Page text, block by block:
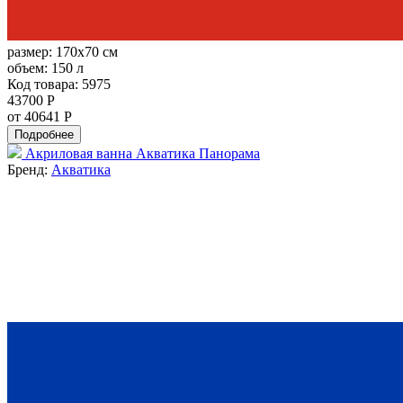
размер: 170x70 см
объем: 150 л
Код товара: 5975
43700 Р
от 40641 Р
Подробнее
Акриловая ванна Акватика Панорама
Бренд: Акватика